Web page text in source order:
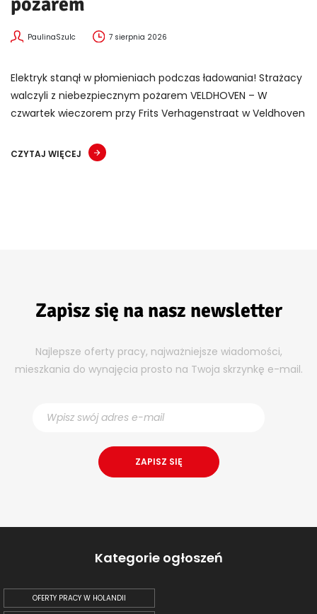
PaulinaSzulc 7 sierpnia 2026
Elektryk stanął w płomieniach podczas ładowania! Strażacy
walczyli z niebezpiecznym pożarem VELDHOVEN – W
czwartek wieczorem przy Frits Verhagenstraat w Veldhoven
CZYTAJ WIĘCEJ
Zapisz się na nasz newsletter
Najlepsze oferty pracy, najważniejsze wiadomości,
mieszkania do wynajęcia prosto na Twoja skrzynkę e-mail.
Kategorie ogłoszeń
OFERTY PRACY W HOLANDII